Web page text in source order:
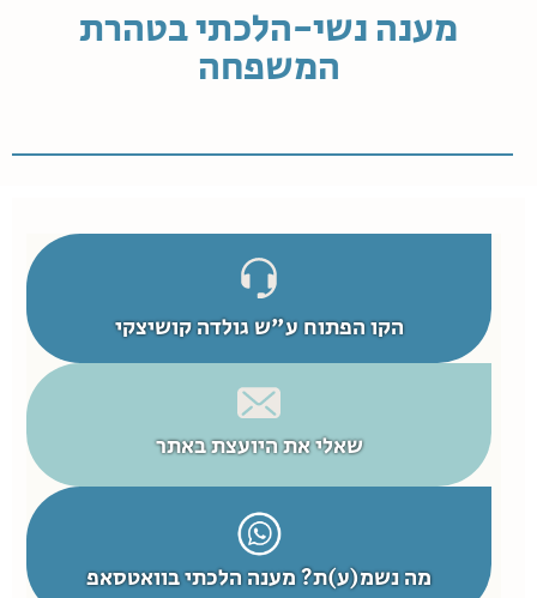
מענה נשי-הלכתי בטהרת
המשפחה
הקו הפתוח ע"ש גולדה קושיצקי
שאלי את היועצת באתר
מה נשמ(ע)ת? מענה הלכתי בוואטסאפ